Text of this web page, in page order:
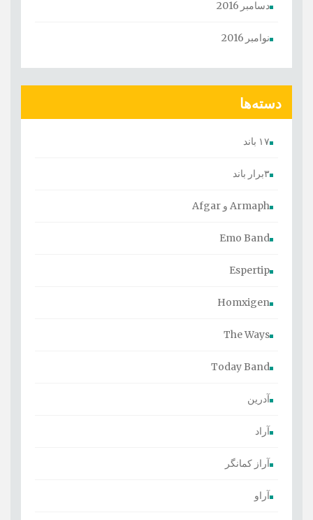
دسامبر 2016
نوامبر 2016
دسته‌ها
۱۷ باند
۳برار باند
Armaph و Afgar
Emo Band
Espertip
Homxigen
The Ways
Today Band
آدرین
آراد
آراز کمانگر
آراو